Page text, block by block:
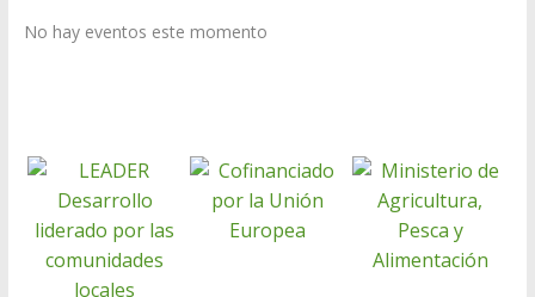
No hay eventos este momento